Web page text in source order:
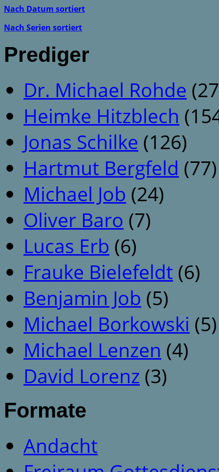
Nach Datum sortiert
Nach Serien sortiert
Prediger
Dr. Michael Rohde
Heimke Hitzblech
Jonas Schilke (126)
Hartmut Bergfeld (77)
Michael Job (24)
Oliver Baro (7)
Lucas Erb (6)
Frauke Bielefeldt (6)
Benjamin Job (5)
Michael Borkowski (5)
Michael Lenzen (4)
David Lorenz (3)
Formate
Andacht